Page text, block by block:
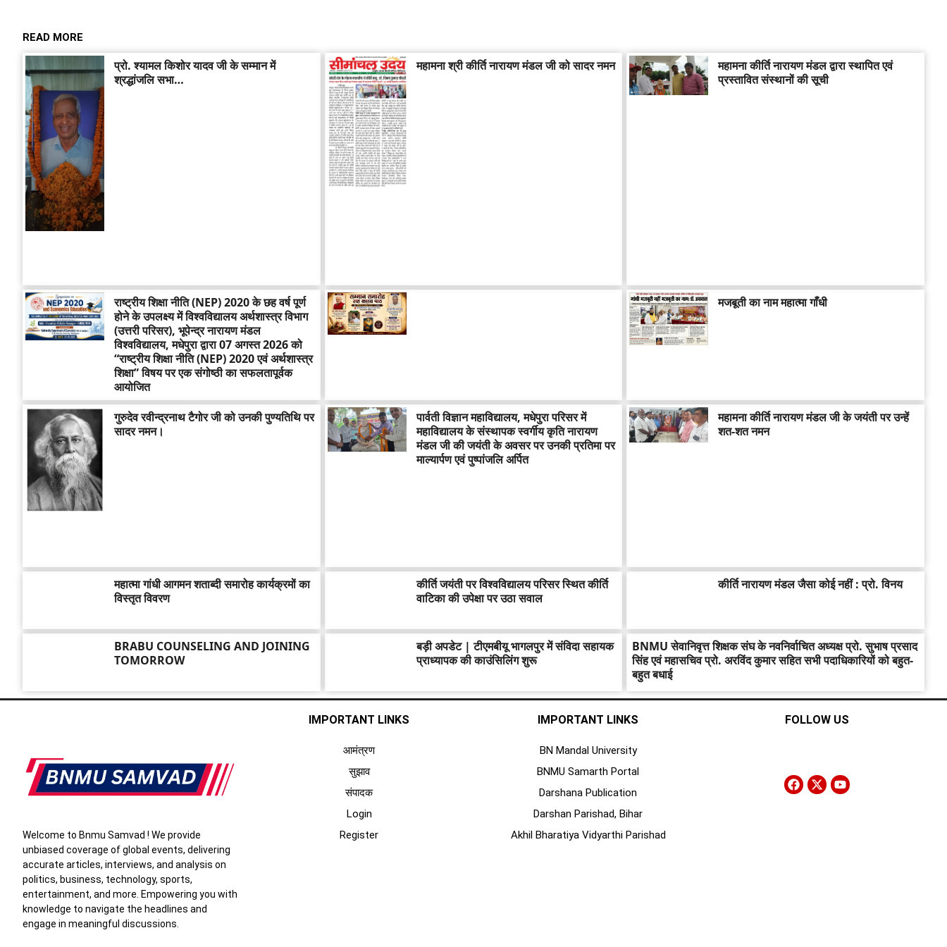
READ MORE
प्रो. श्यामल किशोर यादव जी के सम्मान में
श्रद्धांजलि सभा…
महामना श्री कीर्ति नारायण मंडल जी को सादर नमन
महामना कीर्ति नारायण मंडल द्वारा स्थापित एवं
प्रस्तावित संस्थानों की सूची
राष्ट्रीय शिक्षा नीति (NEP) 2020 के छह वर्ष पूर्ण
होने के उपलक्ष्य में विश्वविद्यालय अर्थशास्त्र विभाग
(उत्तरी परिसर), भूपेन्द्र नारायण मंडल
विश्वविद्यालय, मधेपुरा द्वारा 07 अगस्त 2026 को
“राष्ट्रीय शिक्षा नीति (NEP) 2020 एवं अर्थशास्त्र
शिक्षा” विषय पर एक संगोष्ठी का सफलतापूर्वक
आयोजित
मजबूती का नाम महात्मा गाँधी
गुरुदेव रवीन्द्रनाथ टैगोर जी को उनकी पुण्यतिथि पर
सादर नमन।
पार्वती विज्ञान महाविद्यालय, मधेपुरा परिसर में
महाविद्यालय के संस्थापक स्वर्गीय कृति नारायण
मंडल जी की जयंती के अवसर पर उनकी प्रतिमा पर
माल्यार्पण एवं पुष्पांजलि अर्पित
महामना कीर्ति नारायण मंडल जी के जयंती पर उन्हें
शत-शत नमन
महात्मा गांधी आगमन शताब्दी समारोह कार्यक्रमों का
विस्तृत विवरण
कीर्ति जयंती पर विश्वविद्यालय परिसर स्थित कीर्ति
वाटिका की उपेक्षा पर उठा सवाल
कीर्ति नारायण मंडल जैसा कोई नहीं : प्रो. विनय
BRABU COUNSELING AND JOINING
TOMORROW
बड़ी अपडेट | टीएमबीयू भागलपुर में संविदा सहायक
प्राध्यापक की काउंसिलिंग शुरू
BNMU सेवानिवृत्त शिक्षक संघ के नवनिर्वाचित अध्यक्ष प्रो. सुभाष प्रसाद
सिंह एवं महासचिव प्रो. अरविंद कुमार सहित सभी पदाधिकारियों को बहुत-
बहुत बधाई
Welcome to Bnmu Samvad ! We provide
unbiased coverage of global events, delivering
accurate articles, interviews, and analysis on
politics, business, technology, sports,
entertainment, and more. Empowering you with
knowledge to navigate the headlines and
engage in meaningful discussions.
IMPORTANT LINKS
आमंत्रण
सुझाव
संपादक
Login
Register
IMPORTANT LINKS
BN Mandal University
BNMU Samarth Portal
Darshana Publication
Darshan Parishad, Bihar
Akhil Bharatiya Vidyarthi Parishad
FOLLOW US